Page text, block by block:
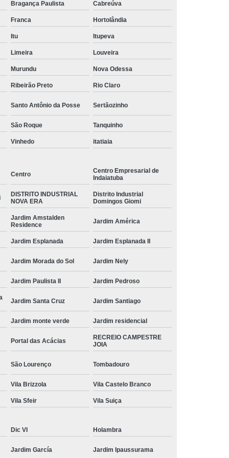
Indaiatuba
etiqueta personalizada adesiva preço Itaici
qual o valor de etiqueta metálica adesiva Chácara
Alvorada
Ipaussurama
etiqueta adesiva para codificação Jardim Monte
gráfica etiqueta adesiva Vila Suiça
empresa de gráfica etiqueta adesiva Jardim Umuarama
qual o valor de etiqueta adesiva para codificação Vila
Avai
empresa de etiqueta de vinil adesiva Jardim Maison du
Parc
etiqueta adesiva advertência preço Região
Metropolitana de Campinas
qual o valor de etiqueta adesiva removível Jardim
Renata
etiqueta adesiva personalizada Salto
etiqueta adesiva personalizada preço Chácara Alvorada
etiqueta adesiva para crachá Jardim Renata
etiqueta adesiva personalizada preço Chácara Alvorada
Paradiso
Bragança Paulista Cabreúva
Franca Hortolândia
Itu Itupeva
Limeira Louveira
Murundu Nova Odessa
Ribeirão Preto Rio Claro
Santo Antônio da Posse Sertãozinho
São Roque Tanquinho
Vinhedo itatiaia
Centro
Centro Empresarial de
Indaiatuba
DISTRITO INDUSTRIAL
NOVA ERA
Distrito Industrial
Domingos Giomi
Jardim Amstalden
Residence
Jardim América
Jardim Esplanada Jardim Esplanada II
Jardim Morada do Sol Jardim Nely
Jardim Paulista II Jardim Pedroso
Jardim Santa Cruz Jardim Santiago
Jardim monte verde Jardim residencial
Portal das Acácias
RECREIO CAMPESTRE
JOIA
São Lourenço Tombadouro
Vila Brizzola Vila Castelo Branco
Vila Sfeir Vila Suiça
Dic VI Holambra
Jardim García Jardim Ipaussurama